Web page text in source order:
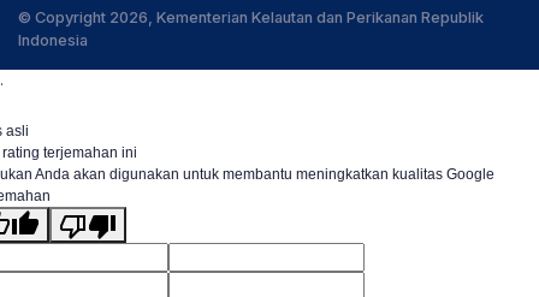
© Copyright 2026, Kementerian Kelautan dan Perikanan Republik
Indonesia
.
asli
terjemahan ini
Anda akan digunakan untuk membantu meningkatkan kualitas Google